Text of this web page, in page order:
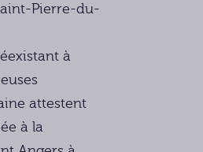
Pierre-du-
à
attestent
à la